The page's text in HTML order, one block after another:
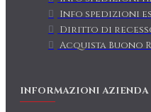
Info spedizioni
Diritto di
Acquista Buono
INFORMAZIONI AZIENDA